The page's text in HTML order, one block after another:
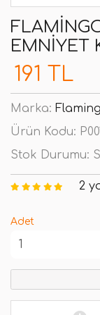
EMNIYET
191 TL
Marka:
Ürün Kodu:
Stok Durumu:
2
Adet